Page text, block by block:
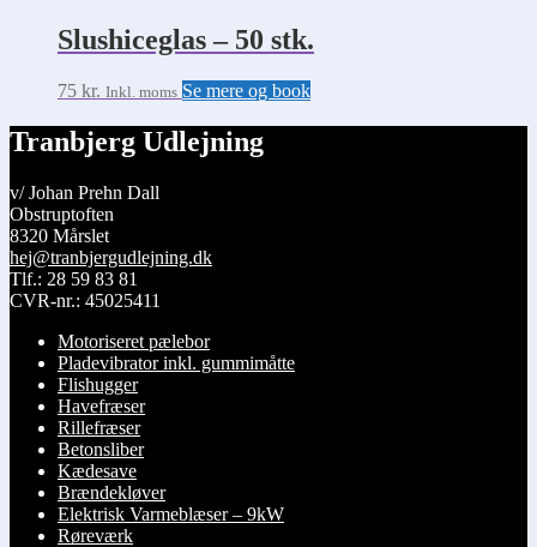
Slushiceglas – 50 stk.
75 kr. Inkl. moms Se mere og book
Tranbjerg Udlejning
v/ Johan Prehn Dall
Obstruptoften
8320 Mårslet
hej@tranbjergudlejning.dk
Tlf.: 28 59 83 81
CVR-nr.: 45025411
Motoriseret pælebor
Pladevibrator inkl. gummimåtte
Flishugger
Havefræser
Rillefræser
Betonsliber
Kædesave
Brændekløver
Elektrisk Varmeblæser – 9kW
Røreværk